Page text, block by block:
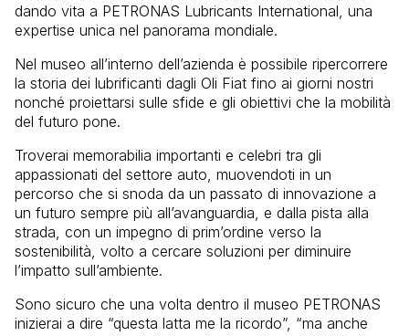
dando vita a PETRONAS Lubricants International, una
expertise unica nel panorama mondiale.
Nel museo all’interno dell’azienda è possibile ripercorrere
la storia dei lubrificanti dagli Oli Fiat fino ai giorni nostri
nonché proiettarsi sulle sfide e gli obiettivi che la mobilità
del futuro pone.
Troverai memorabilia importanti e celebri tra gli
appassionati del settore auto, muovendoti in un
percorso che si snoda da un passato di innovazione a
un futuro sempre più all’avanguardia, e dalla pista alla
strada, con un impegno di prim’ordine verso la
sostenibilità, volto a cercare soluzioni per diminuire
l’impatto sull’ambiente.
Sono sicuro che una volta dentro il museo PETRONAS
inizierai a dire “questa latta me la ricordo”, “ma anche